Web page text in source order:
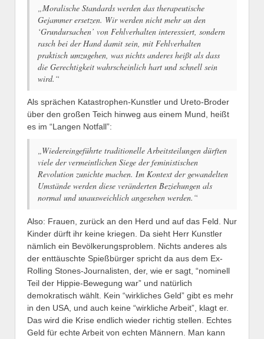
„Moralische Standards werden das therapeutische
Gejammer ersetzen. Wir werden nicht mehr an den
‘Grundursachen’ von Fehlverhalten interessiert, sondern
rasch bei der Hand damit sein, mit Fehlverhalten
praktisch umzugehen, was nichts anderes heißt als dass
die Gerechtigkeit wahrscheinlich hart und schnell sein
wird.“
Als sprächen Katastrophen-Kunstler und Ureto-Broder
über den großen Teich hinweg aus einem Mund, heißt
es im “Langen Notfall”:
„Wiedereingeführte traditionelle Arbeitsteilungen dürften
viele der vermeintlichen Siege der feministischen
Revolution zunichte machen. Im Kontext der gewandelten
Umstände werden diese veränderten Beziehungen als
normal und unausweichlich angesehen werden.“
Also: Frauen, zurück an den Herd und auf das Feld. Nur
Kinder dürft ihr keine kriegen. Da sieht Herr Kunstler
nämlich ein Bevölkerungsproblem. Nichts anderes als
der enttäuschte Spießbürger spricht da aus dem Ex-
Rolling Stones-Journalisten, der, wie er sagt, “nominell
Teil der Hippie-Bewegung war” und natürlich
demokratisch wählt. Kein “wirkliches Geld” gibt es mehr
in den USA, und auch keine “wirkliche Arbeit”, klagt er.
Das wird die Krise endlich wieder richtig stellen. Echtes
Geld für echte Arbeit von echten Männern. Man kann